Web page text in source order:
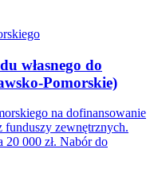
własnego do
Pomorskie)
na dofinansowanie
funduszy zewnętrznych.
20 000 zł. Nabór do